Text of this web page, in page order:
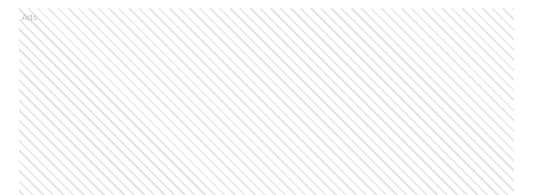
Ads